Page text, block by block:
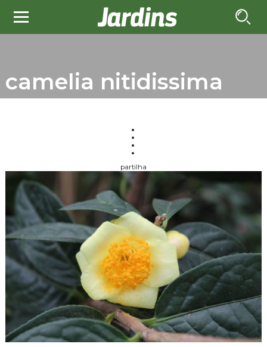
camelia nitidissima
partilha